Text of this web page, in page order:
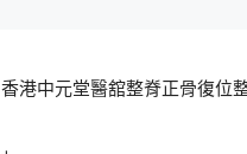
港中元堂醫舘整脊正骨復位